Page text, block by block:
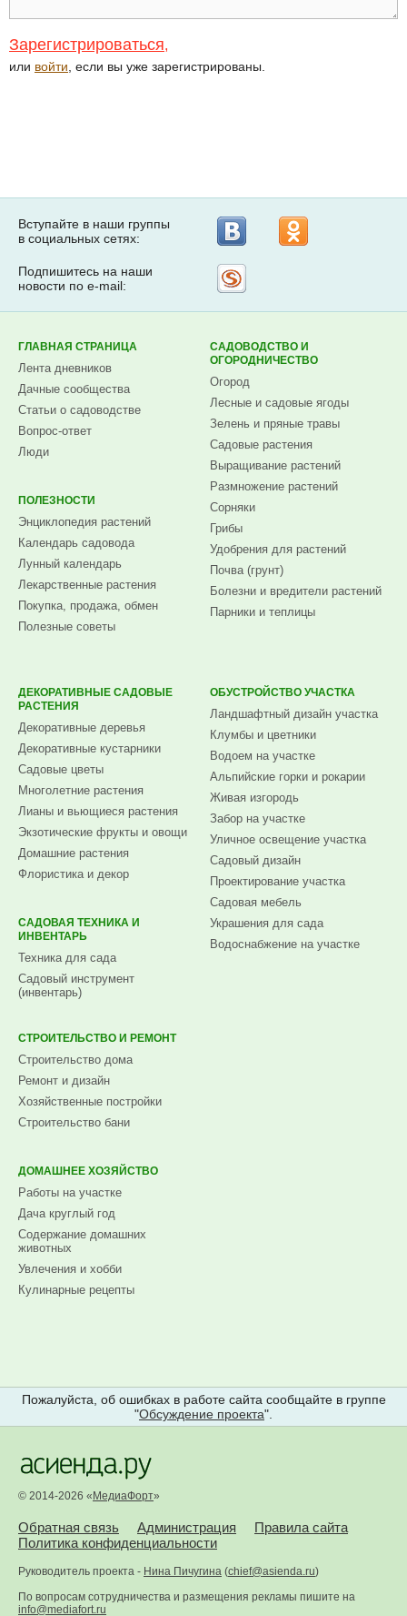
Зарегистрироваться,
или войти , если вы уже зарегистрированы.
Вступайте в наши группы
в социальных сетях:
Подпишитесь на наши
новости по e-mail:
ГЛАВНАЯ СТРАНИЦА
Лента дневников
Дачные сообщества
Статьи о садоводстве
Вопрос-ответ
Люди
ПОЛЕЗНОСТИ
Энциклопедия растений
Календарь садовода
Лунный календарь
Лекарственные растения
Покупка, продажа, обмен
Полезные советы
САДОВОДСТВО И
ОГОРОДНИЧЕСТВО
Огород
Лесные и садовые ягоды
Зелень и пряные травы
Садовые растения
Выращивание растений
Размножение растений
Сорняки
Грибы
Удобрения для растений
Почва (грунт)
Болезни и вредители растений
Парники и теплицы
ДЕКОРАТИВНЫЕ САДОВЫЕ
РАСТЕНИЯ
Декоративные деревья
Декоративные кустарники
Садовые цветы
Многолетние растения
Лианы и вьющиеся растения
Экзотические фрукты и овощи
Домашние растения
Флористика и декор
САДОВАЯ ТЕХНИКА И
ИНВЕНТАРЬ
Техника для сада
Садовый инструмент
(инвентарь)
ОБУСТРОЙСТВО УЧАСТКА
Ландшафтный дизайн участка
Клумбы и цветники
Водоем на участке
Альпийские горки и рокарии
Живая изгородь
Забор на участке
Уличное освещение участка
Садовый дизайн
Проектирование участка
Садовая мебель
Украшения для сада
Водоснабжение на участке
СТРОИТЕЛЬСТВО И РЕМОНТ
Строительство дома
Ремонт и дизайн
Хозяйственные постройки
Строительство бани
ДОМАШНЕЕ ХОЗЯЙСТВО
Работы на участке
Дача круглый год
Содержание домашних
животных
Увлечения и хобби
Кулинарные рецепты
Пожалуйста, об ошибках в работе сайта сообщайте в группе
"Обсуждение проекта".
© 2014-2026 «МедиаФорт»
Обратная связь Администрация
Правила сайта
Политика конфиденциальности
Руководитель проекта - Нина Пичугина (chief@asienda.ru)
По вопросам сотрудничества и размещения рекламы пишите на
info@mediafort.ru